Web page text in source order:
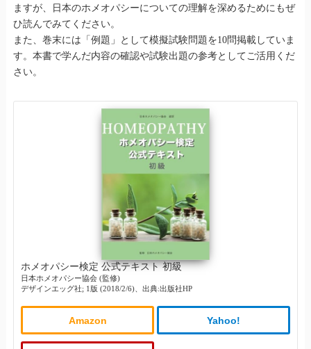
ますが、日本のホメオパシーについての理解を深めるためにもぜ
ひ読んでみてください。
また、巻末には「例題」として模擬試験問題を10問掲載していま
す。本書で学んだ内容の確認や試験出題の参考としてご活用くだ
さい。
ホメオパシー検定 公式テキスト 初級
日本ホメオパシー協会 (監修)
デザインエッグ社; 1版 (2018/2/6)、出典:出版社HP
Amazon Yahoo!